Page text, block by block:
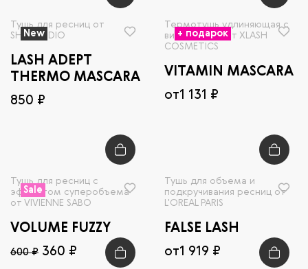
New
Тушь для ресниц от
SHIKSTUDIO
LASH ADEPT
THERMO MASCARA
850 ₽
+ подарок
Термотушь удлиняющая с
витаминами от XLASH
COSMETICS
VITAMIN MASCARA
от1 131 ₽
Sale
Тушь для ресниц c
эффектом суперобъема
от VIVIENNE SABO
VOLUME FUZZY
360 ₽
600 ₽
Тушь для объема и
подкручивания ресниц от
L'OREAL PARIS
FALSE LASH
от1 919 ₽